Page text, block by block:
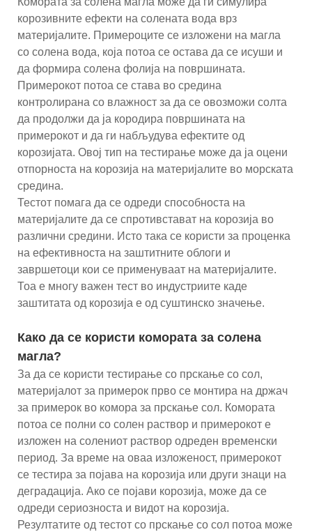
корозивните ефекти на солената вода врз
материјалите. Примероците се изложени на магла
со солена вода, која потоа се остава да се исуши и
да формира солена фолија на површината.
Примерокот потоа се става во средина
контролирана со влажност за да се овозможи солта
да продолжи да ја кородира површината на
примерокот и да ги набљудува ефектите од
корозијата. Овој тип на тестирање може да ја оцени
отпорноста на корозија на материјалите во морската
средина.
Тестот помага да се одреди способноста на
материјалите да се спротивстават на корозија во
различни средини. Исто така се користи за проценка
на ефективноста на заштитните облоги и
завршетоци кои се применуваат на материјалите.
Тоа е многу важен тест во индустриите каде
заштитата од корозија е од суштинско значење.
Како да се користи комората за солена
магла?
За да се користи тестирање со прскање со сол,
материјалот за примерок прво се монтира на држач
за примерок во комора за прскање сол. Комората
потоа се полни со солен раствор и примерокот е
изложен на солениот раствор одреден временски
период. За време на оваа изложеност, примерокот
се тестира за појава на корозија или други знаци на
деградација. Ако се појави корозија, може да се
одреди сериозноста и видот на корозија.
Резултатите од тестот со прскање со сол потоа може